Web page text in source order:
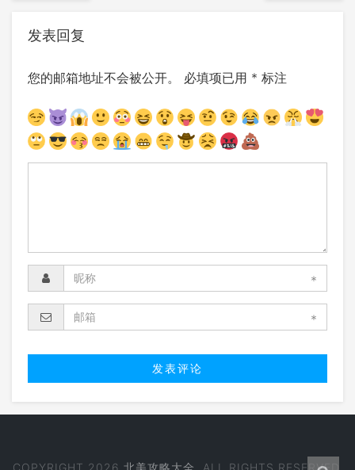
发表回复
您的邮箱地址不会被公开。 必填项已用 * 标注
*
*
COPYRIGHT 2026 北美攻略大全 . ALL RIGHTS RESERVED.